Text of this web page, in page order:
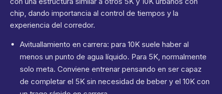
chip, dando importancia al control de tiempos y la
experiencia del corredor.
Avituallamiento en carrera: para 10K suele haber al
menos un punto de agua líquido. Para 5K, normalmente
solo meta. Conviene entrenar pensando en ser capaz
de completar el 5K sin necesidad de beber y el 10K con